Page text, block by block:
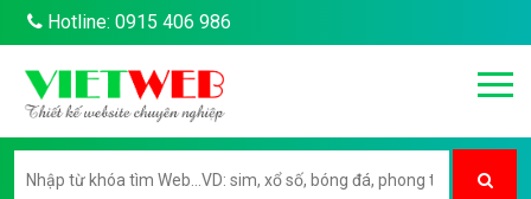
Hotline: 0915 406 986